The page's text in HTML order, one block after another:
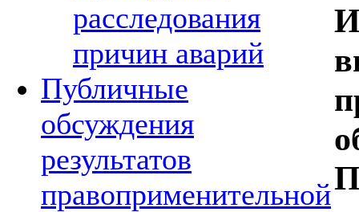
расследования
причин аварий
Публичные
обсуждения
результатов
правоприменительной